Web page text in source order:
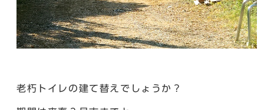
老朽トイレの建て替えでしょうか？